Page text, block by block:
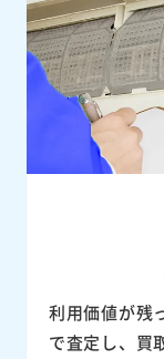
利用価値が残
で査定し、買